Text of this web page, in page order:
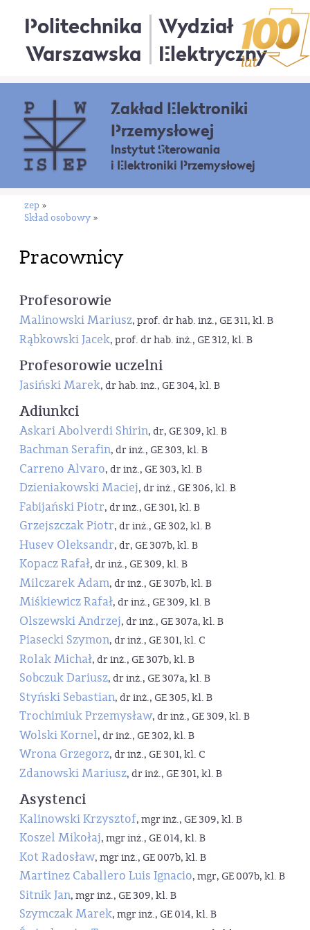
Politechnika
Warszawska
Wydział
Elektryczny
Zakład Elektroniki
Przemysłowej
Instytut Sterowania
i Elektroniki Przemysłowej
zep »
Skład osobowy »
Pracownicy
Profesorowie
Malinowski Mariusz, prof. dr hab. inż., GE 311, kl. B
Rąbkowski Jacek, prof. dr hab. inż., GE 312, kl. B
Profesorowie uczelni
Jasiński Marek, dr hab. inż., GE 304, kl. B
Adiunkci
Askari Abolverdi Shirin, dr, GE 309, kl. B
Bachman Serafin, dr inż., GE 303, kl. B
Carreno Alvaro, dr inż., GE 303, kl. B
Dzieniakowski Maciej, dr inż., GE 306, kl. B
Fabijański Piotr, dr inż., GE 301, kl. B
Grzejszczak Piotr, dr inż., GE 302, kl. B
Husev Oleksandr, dr, GE 307b, kl. B
Kopacz Rafał, dr inż., GE 309, kl. B
Milczarek Adam, dr inż., GE 307b, kl. B
Miśkiewicz Rafał, dr inż., GE 309, kl. B
Olszewski Andrzej, dr inż., GE 307a, kl. B
Piasecki Szymon, dr inż., GE 301, kl. C
Rolak Michał, dr inż., GE 307b, kl. B
Sobczuk Dariusz, dr inż., GE 307a, kl. B
Styński Sebastian, dr inż., GE 305, kl. B
Trochimiuk Przemysław, dr inż., GE 309, kl. B
Wolski Kornel, dr inż., GE 302, kl. B
Wrona Grzegorz, dr inż., GE 301, kl. C
Zdanowski Mariusz, dr inż., GE 301, kl. B
Asystenci
Kalinowski Krzysztof, mgr inż., GE 309, kl. B
Koszel Mikołaj, mgr inż., GE 014, kl. B
Kot Radosław, mgr inż., GE 007b, kl. B
Martinez Caballero Luis Ignacio, mgr, GE 007b, kl. B
Sitnik Jan, mgr inż., GE 309, kl. B
Szymczak Marek, mgr inż., GE 014, kl. B